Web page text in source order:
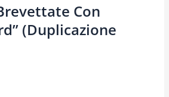
Con
(Duplicazione